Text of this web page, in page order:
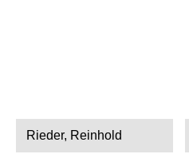
Rieder, Reinhold